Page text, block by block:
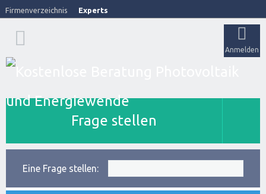
Firmenverzeichnis Experts
Anmelden
Frage stellen
Eine Frage stellen: